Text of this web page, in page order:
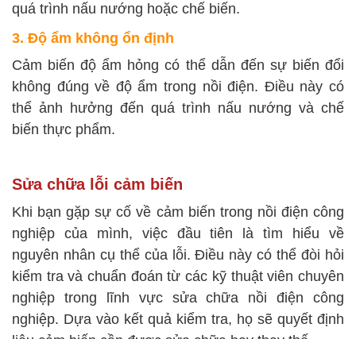
quá trình nấu nướng hoặc chế biến.
3. Độ ẩm không ổn định
Cảm biến độ ẩm hỏng có thể dẫn đến sự biến đổi
không đúng về độ ẩm trong nồi điện. Điều này có
thể ảnh hưởng đến quá trình nấu nướng và chế
biến thực phẩm.
Sửa chữa lỗi cảm biến
Khi bạn gặp sự cố về cảm biến trong nồi điện công
nghiệp của mình, việc đầu tiên là tìm hiểu về
nguyên nhân cụ thể của lỗi. Điều này có thể đòi hỏi
kiểm tra và chuẩn đoán từ các kỹ thuật viên chuyên
nghiệp trong lĩnh vực sửa chữa nồi điện công
nghiệp. Dựa vào kết quả kiểm tra, họ sẽ quyết định